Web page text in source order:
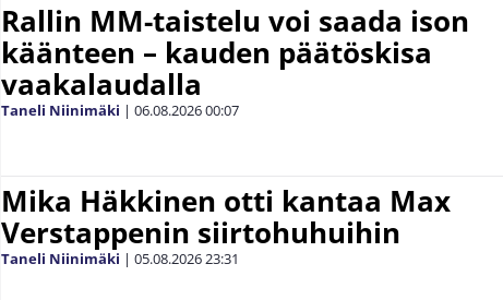
Rallin MM-taistelu voi saada ison
käänteen – kauden päätöskisa
vaakalaudalla
Taneli Niinimäki | 06.08.202600:07
Mika Häkkinen otti kantaa Max
Verstappenin siirtohuhuihin
Taneli Niinimäki | 05.08.202623:31